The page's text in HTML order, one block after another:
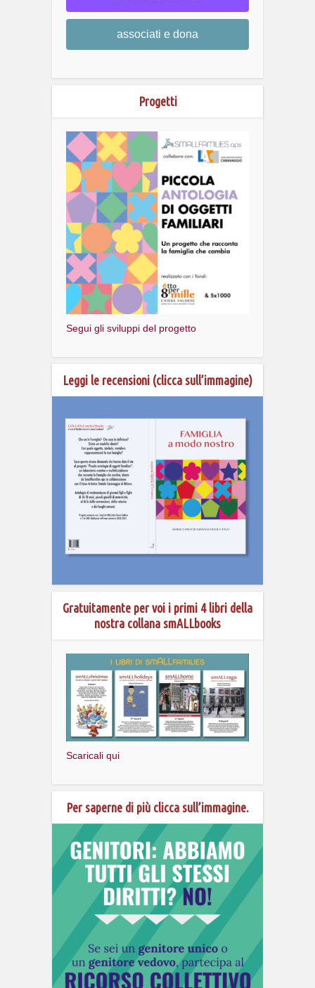
associati e dona
Progetti
Segui gli sviluppi del progetto
Leggi le recensioni (clicca sull’immagine)
Gratuitamente per voi i primi 4 libri della
nostra collana smALLbooks
Scaricali qui
Per saperne di più clicca sull’immagine.